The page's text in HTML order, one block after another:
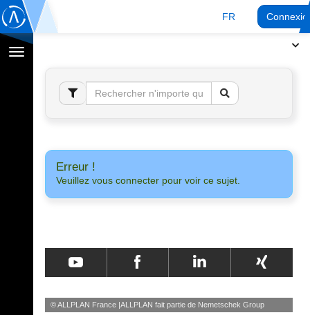
FR
Afficher
Erreur !
Veuillez vous connecter pour voir ce sujet.
© ALLPLAN France ALLPLAN fait partie de Nemetschek Group